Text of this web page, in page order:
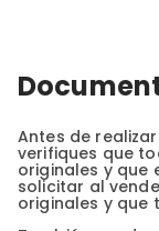
Antes de
verifiques que
originales y que
solicitar al
originales y que